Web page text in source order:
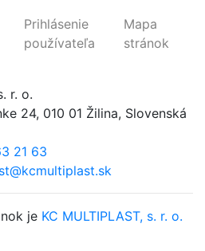
Prihlásenie
používateľa
Mapa
stránok
r. o.
24, 010 01 Žilina, Slovenská
21 63
je KC MULTIPLAST, s. r. o.